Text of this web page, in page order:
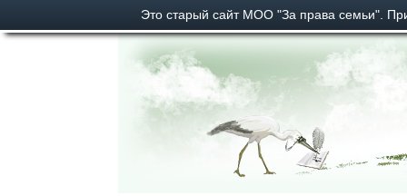
Это старый сайт МОО "За права семьи".